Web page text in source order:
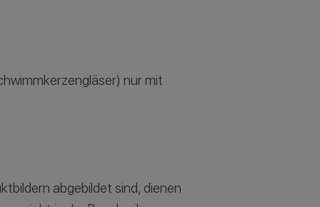
nur mit
abgebildet sind, dienen